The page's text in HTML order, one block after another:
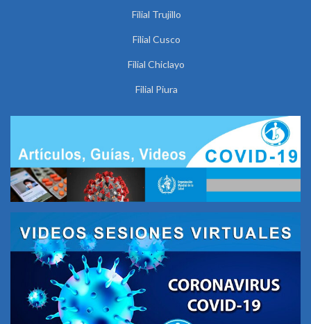
Filial Trujillo
Filial Cusco
Filial Chiclayo
Filial Piura